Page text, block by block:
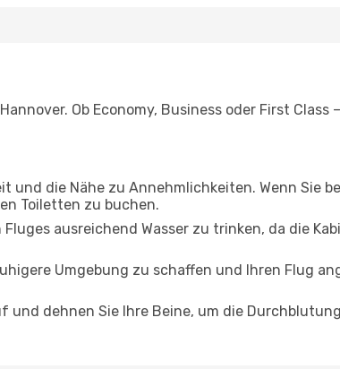
Ob Economy, Business oder First Class
und die Nähe zu Annehmlichkeiten. Wenn Sie
Toiletten zu buchen.
ausreichend Wasser zu trinken, da die
Umgebung zu schaffen und Ihren Flug
und dehnen Sie Ihre Beine, um die